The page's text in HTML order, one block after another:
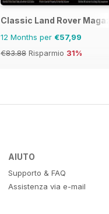
Classic Land Rover
12 Months per €57,99
€83.88 Risparmio 31%
AIUTO
Supporto & FAQ
Assistenza via e-mail